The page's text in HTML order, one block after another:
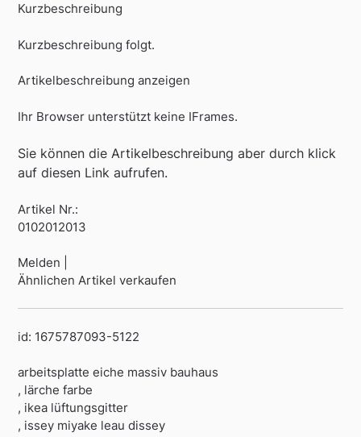
Kurzbeschreibung
Kurzbeschreibung folgt.
Artikelbeschreibung anzeigen
Ihr Browser unterstützt keine IFrames.
Sie können die Artikelbeschreibung aber durch klick
auf diesen Link aufrufen.
Artikel Nr.:
0102012013
Melden |
Ähnlichen Artikel verkaufen
id: 1675787093-5122
arbeitsplatte eiche massiv bauhaus
, lärche farbe
, ikea lüftungsgitter
, issey miyake leau dissey